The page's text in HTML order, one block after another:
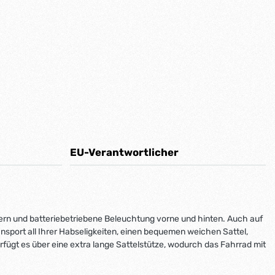
EU-Verantwortlicher
und batteriebetriebene Beleuchtung vorne und hinten. Auch auf
all Ihrer Habseligkeiten, einen bequemen weichen Sattel,
es über eine extra lange Sattelstütze, wodurch das Fahrrad mit